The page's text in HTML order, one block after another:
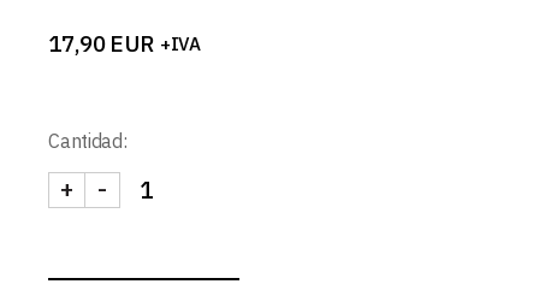
17,90 EUR +IVA
Cantidad:
DIFUSOR OPAL PERFIL L496/L497 6m cantidad
-
+